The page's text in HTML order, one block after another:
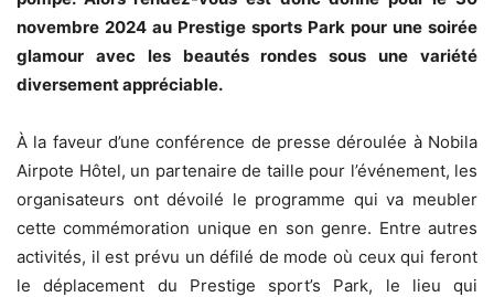
novembre 2024 au Prestige sports Park pour une soirée
glamour avec les beautés rondes sous une variété
diversement appréciable.
À la faveur d’une conférence de presse déroulée à Nobila
Airpote Hôtel, un partenaire de taille pour l’événement, les
organisateurs ont dévoilé le programme qui va meubler
cette commémoration unique en son genre. Entre autres
activités, il est prévu un défilé de mode où ceux qui feront
le déplacement du Prestige sport’s Park, le lieu qui